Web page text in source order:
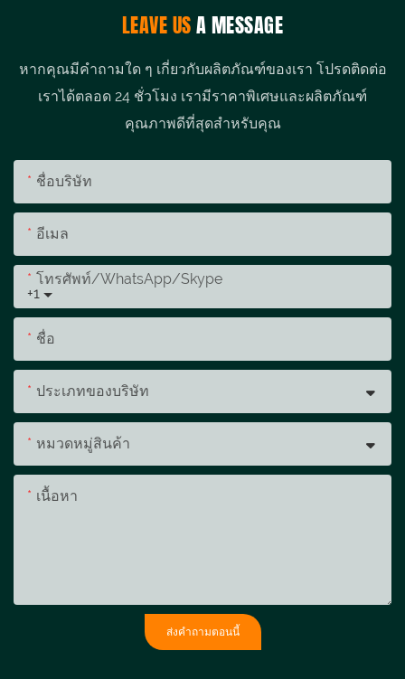
LEAVE USA MESSAGE
หากคุณมีคำถามใด ๆ เกี่ยวกับผลิตภัณฑ์ของเรา โปรดติดต่อ
เราได้ตลอด 24 ชั่วโมง เรามีราคาพิเศษและผลิตภัณฑ์
คุณภาพดีที่สุดสำหรับคุณ
ชื่อบริษัท
อีเมล
+1
โทรศัพท์/WhatsApp/Skype
ชื่อ
ประเภทของบริษัท
หมวดหมู่สินค้า
เนื้อหา
ส่งคำถามตอนนี้